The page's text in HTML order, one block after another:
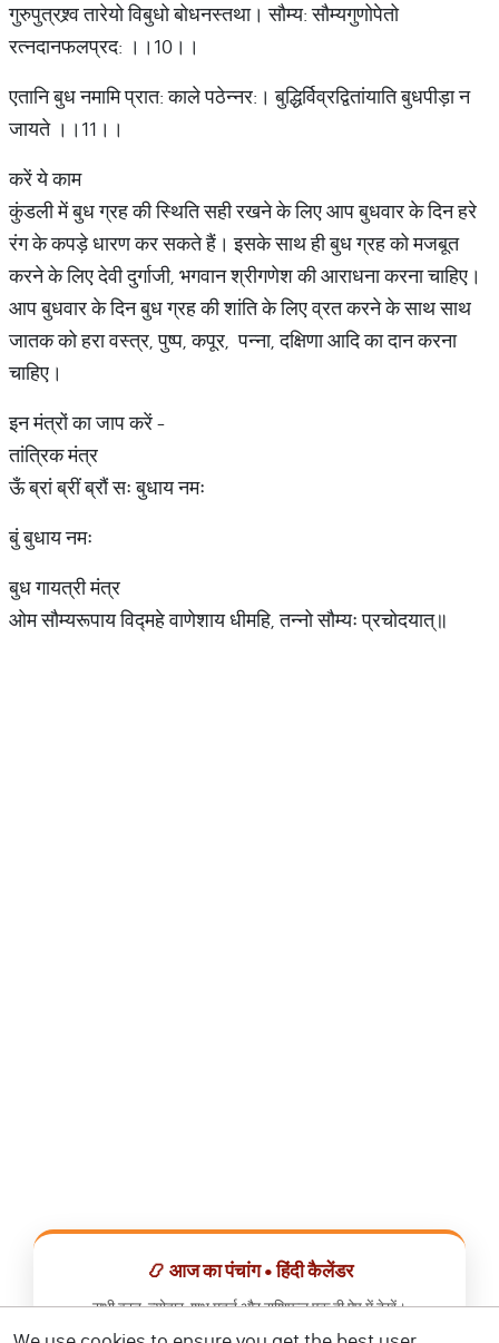
गुरुपुत्रश्र्व तारेयो विबुधो बोधनस्तथा। सौम्य: सौम्यगुणोपेतो
रत्नदानफलप्रद: ।।10।।
एतानि बुध नमामि प्रात: काले पठेन्नर:। बुद्धिर्विव्रद्वितांयाति बुधपीड़ा न
जायते ।।11।।
करें ये काम
कुंडली में बुध ग्रह की स्थिति सही रखने के लिए आप बुधवार के दिन हरे
रंग के कपड़े धारण कर सकते हैं। इसके साथ ही बुध ग्रह को मजबूत
करने के लिए देवी दुर्गाजी, भगवान श्रीगणेश की आराधना करना चाहिए।
आप बुधवार के दिन बुध ग्रह की शांति के लिए व्रत करने के साथ साथ
जातक को हरा वस्त्र, पुष्प, कपूर, पन्ना, दक्षिणा आदि का दान करना
चाहिए।
इन मंत्रों का जाप करें -
तांत्रिक मंत्र
ऊँ ब्रां ब्रीं ब्रौं सः बुधाय नमः
बुं बुधाय नमः
बुध गायत्री मंत्र
ओम सौम्यरूपाय विद्महे वाणेशाय धीमहि, तन्नो सौम्यः प्रचोदयात्॥
📿 आज का पंचांग • हिंदी कैलेंडर
सभी व्रत, त्योहार, शुभ मुहूर्त और राशिफल एक ही ऐप में देखें।